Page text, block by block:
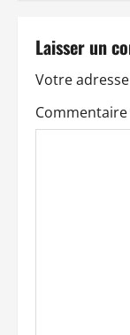
g
a
t
Laisser un
Votre
Commentaire